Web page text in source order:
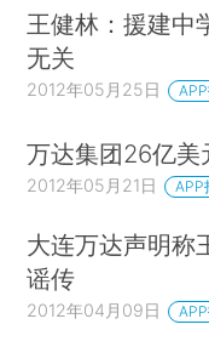
王健林：援建中
无关
2012年05月25日
万达集团26亿美
2012年05月21日 APP
大连万达声明称
谣传
2012年04月09日